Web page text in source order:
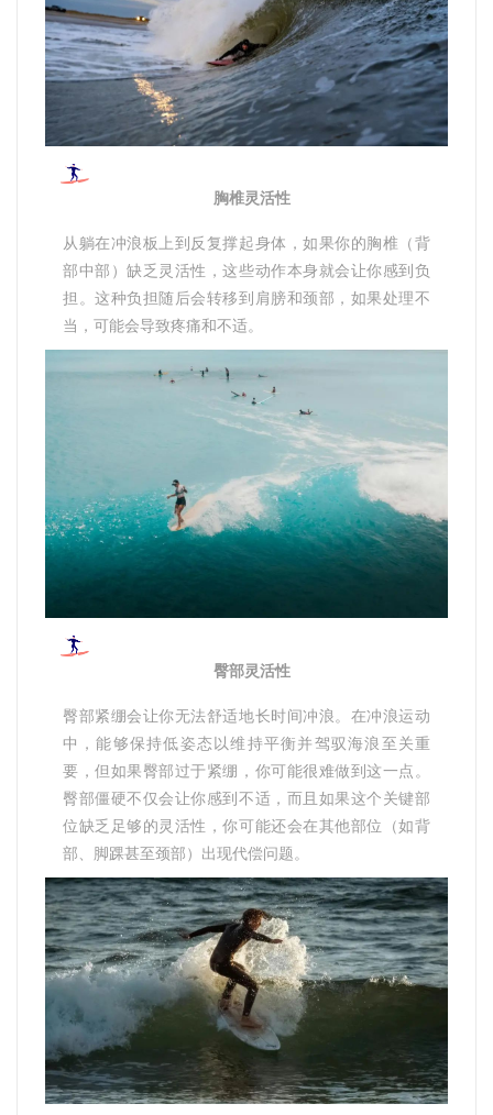
胸椎灵活性
从躺在冲浪板上到反复撑起身体，如果你的胸椎（背
部中部）缺乏灵活性，这些动作本身就会让你感到负
担。这种负担随后会转移到肩膀和颈部，如果处理不
当，可能会导致疼痛和不适。
臀部灵活性
臀部紧绷会让你无法舒适地长时间冲浪。在冲浪运动
中，能够保持低姿态以维持平衡并驾驭海浪至关重
要，但如果臀部过于紧绷，你可能很难做到这一点。
臀部僵硬不仅会让你感到不适，而且如果这个关键部
位缺乏足够的灵活性，你可能还会在其他部位（如背
部、脚踝甚至颈部）出现代偿问题。